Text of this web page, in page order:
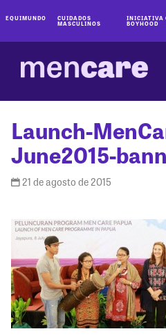
EQUIMUNDO CUIDADOS
MASCULINOS
INICIATIVA
BOYHOOD
Launch-
June2015-
21 de agosto de 2015